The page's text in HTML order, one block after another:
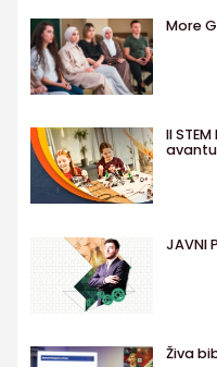
More
II
JAVNI
Živa